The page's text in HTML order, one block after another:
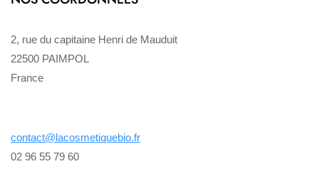
2, rue du capitaine Henri de Mauduit
22500 PAIMPOL
France
contact@lacosmetiquebio.fr
02 96 55 79 60